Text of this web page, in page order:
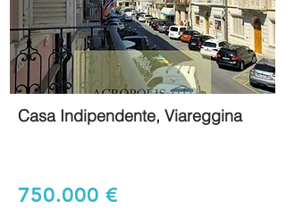
Casa Indipendente, Viareggina
750.000 €